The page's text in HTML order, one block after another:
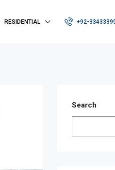
RESIDENTIAL +92-
Search